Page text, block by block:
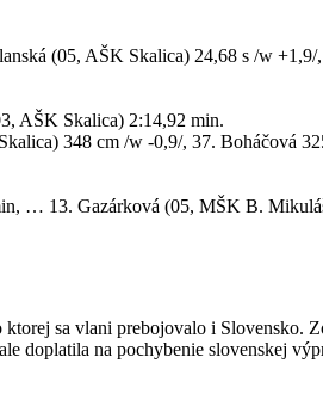
(05, AŠK Skalica) 24,68 s /w
AŠK Skalica) 2:14,92 min.
348 cm /w -0,9/, 37. Boháčová
… 13. Gazárková (05, MŠK B.
sa vlani prebojovalo i Slovensko.
doplatila na pochybenie slovenskej